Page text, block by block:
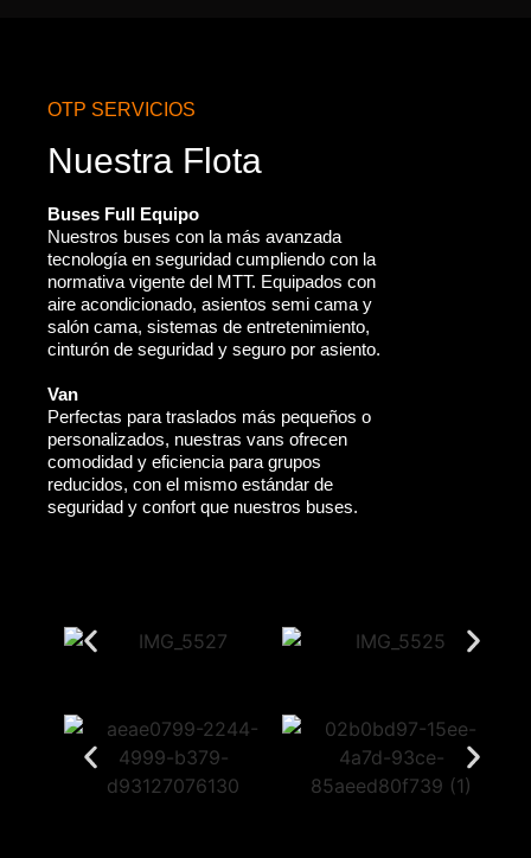
OTP SERVICIOS
Nuestra Flota
Buses Full Equipo
Nuestros buses con la más avanzada
tecnología en seguridad cumpliendo con la
normativa vigente del MTT. Equipados con
aire acondicionado, asientos semi cama y
salón cama, sistemas de entretenimiento,
cinturón de seguridad y seguro por asiento.
Van
Perfectas para traslados más pequeños o
personalizados, nuestras vans ofrecen
comodidad y eficiencia para grupos
reducidos, con el mismo estándar de
seguridad y confort que nuestros buses.